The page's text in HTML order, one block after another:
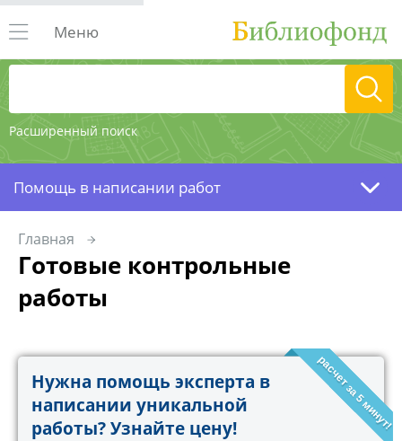
Расширенный поиск
Меню
Помощь в написании работ
Главная
Готовые контрольные
работы
расчет за 5 минут!
Нужна помощь эксперта в
написании уникальной
работы? Узнайте цену!